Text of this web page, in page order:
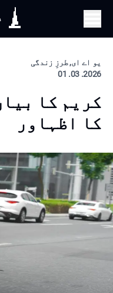
یو اے ای, طرزِ زندگی
2026. 03. 01
کریم کا
کا اظہاور